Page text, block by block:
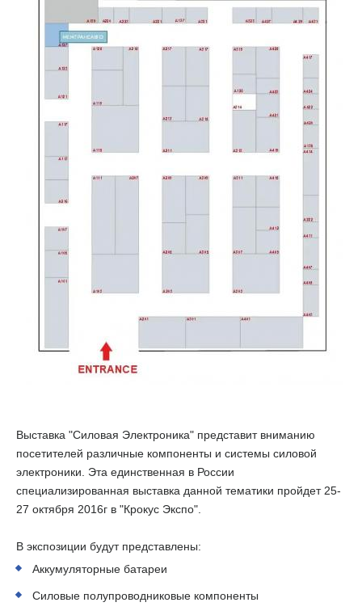
Выставка "Силовая Электроника" представит вниманию
посетителей различные компоненты и системы силовой
электроники. Эта единственная в России
специализированная выставка данной тематики пройдет 25-
27 октября 2016г в "Крокус Экспо".
В экспозиции будут представлены:
Аккумуляторные батареи
Силовые полупроводниковые компоненты